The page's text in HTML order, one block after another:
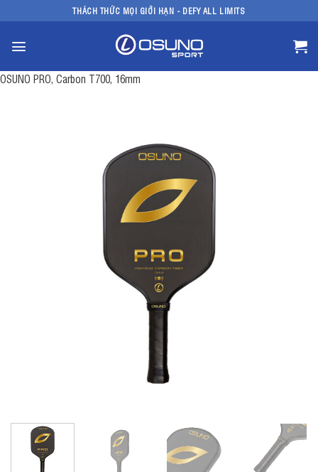
qua
dung
THÁCH THỨC MỌI GIỚI HẠN - DEFY ALL LIMITS
OSUNO PRO, Carbon T700, 16mm